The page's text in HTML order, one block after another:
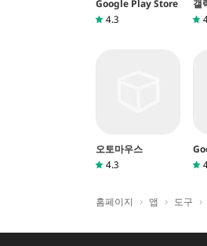
Google Play Store
4.3
갤
오토마우스
4.3
홈페이지 › 앱 › 도구 ›